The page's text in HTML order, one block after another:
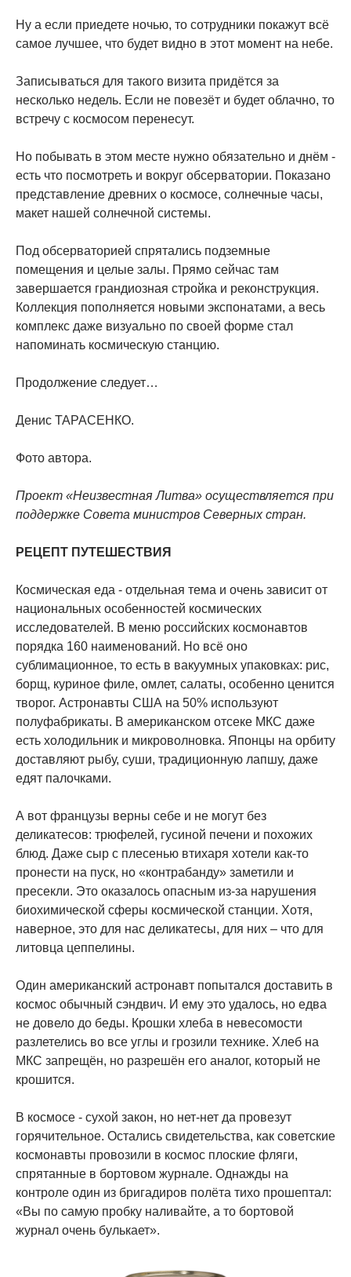
Ну а если приедете ночью, то сотрудники покажут всё
самое лучшее, что будет видно в этот момент на небе.
Записываться для такого визита придётся за
несколько недель. Если не повезёт и будет облачно, то
встречу с космосом перенесут.
Но побывать в этом месте нужно обязательно и днём -
есть что посмотреть и вокруг обсерватории. Показано
представление древних о космосе, солнечные часы,
макет нашей солнечной системы.
Под обсерваторией спрятались подземные
помещения и целые залы. Прямо сейчас там
завершается грандиозная стройка и реконструкция.
Коллекция пополняется новыми экспонатами, а весь
комплекс даже визуально по своей форме стал
напоминать космическую станцию.
Продолжение следует…
Денис ТАРАСЕНКО.
Фото автора.
Проект «Неизвестная Литва» осуществляется при
поддержке Совета министров Северных стран.
РЕЦЕПТ ПУТЕШЕСТВИЯ
Космическая еда - отдельная тема и очень зависит от
национальных особенностей космических
исследователей. В меню российских космонавтов
порядка 160 наименований. Но всё оно
сублимационное, то есть в вакуумных упаковках: рис,
борщ, куриное филе, омлет, салаты, особенно ценится
творог. Астронавты США на 50% используют
полуфабрикаты. В американском отсеке МКС даже
есть холодильник и микроволновка. Японцы на орбиту
доставляют рыбу, суши, традиционную лапшу, даже
едят палочками.
А вот французы верны себе и не могут без
деликатесов: трюфелей, гусиной печени и похожих
блюд. Даже сыр с плесенью втихаря хотели как-то
пронести на пуск, но «контрабанду» заметили и
пресекли. Это оказалось опасным из-за нарушения
биохимической сферы космической станции. Хотя,
наверное, это для нас деликатесы, для них – что для
литовца цеппелины.
Один американский астронавт попытался доставить в
космос обычный сэндвич. И ему это удалось, но едва
не довело до беды. Крошки хлеба в невесомости
разлетелись во все углы и грозили технике. Хлеб на
МКС запрещён, но разрешён его аналог, который не
крошится.
В космосе - сухой закон, но нет-нет да провезут
горячительное. Остались свидетельства, как советские
космонавты провозили в космос плоские фляги,
спрятанные в бортовом журнале. Однажды на
контроле один из бригадиров полёта тихо прошептал:
«Вы по самую пробку наливайте, а то бортовой
журнал очень булькает».